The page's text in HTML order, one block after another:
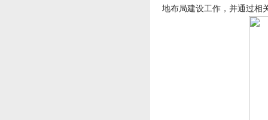
地布局建设工作，并通过相